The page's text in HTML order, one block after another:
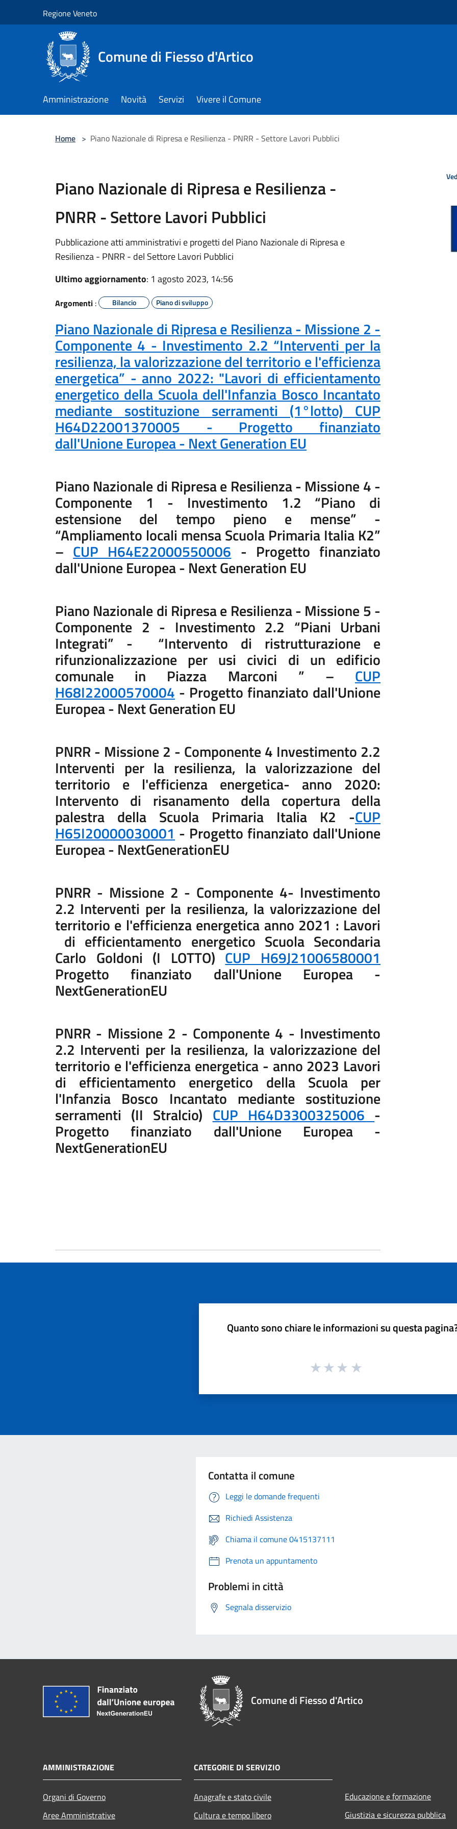
Regione Veneto
Comune di Fiesso d'Artico
Amministrazione Novità Servizi Vivere il Comune
Home > Piano Nazionale di Ripresa e Resilienza - PNRR - Settore Lavori Pubblici
Piano Nazionale di Ripresa e Resilienza -
PNRR - Settore Lavori Pubblici
Pubblicazione atti amministrativi e progetti del Piano Nazionale di Ripresa e
Resilienza - PNRR - del Settore Lavori Pubblici
Ultimo aggiornamento: 1 agosto 2023, 14:56
Argomenti : Bilancio Piano di sviluppo
Piano Nazionale di Ripresa e Resilienza - Missione 2 -
Componente 4 - Investimento 2.2 “Interventi per la
resilienza, la valorizzazione del territorio e l'efficienza
energetica” - anno 2022: "Lavori di efficientamento
energetico della Scuola dell'Infanzia Bosco Incantato
mediante sostituzione serramenti (1°lotto) CUP
H64D22001370005 - Progetto finanziato
dall'Unione Europea - Next Generation EU
Piano Nazionale di Ripresa e Resilienza - Missione 4 -
Componente 1 - Investimento 1.2 “Piano di
estensione del tempo pieno e mense” -
“Ampliamento locali mensa Scuola Primaria Italia K2”
– CUP H64E22000550006 - Progetto finanziato
dall'Unione Europea - Next Generation EU
Piano Nazionale di Ripresa e Resilienza - Missione 5 -
Componente 2 - Investimento 2.2 “Piani Urbani
Integrati” - “Intervento di ristrutturazione e
rifunzionalizzazione per usi civici di un edificio
comunale in Piazza Marconi ” – CUP
H68I22000570004 - Progetto finanziato dall'Unione
Europea - Next Generation EU
PNRR - Missione 2 - Componente 4 Investimento 2.2
Interventi per la resilienza, la valorizzazione del
territorio e l'efficienza energetica- anno 2020:
Intervento di risanamento della copertura della
palestra della Scuola Primaria Italia K2 -CUP
H65I20000030001 - Progetto finanziato dall'Unione
Europea - NextGenerationEU
PNRR - Missione 2 - Componente 4- Investimento
2.2 Interventi per la resilienza, la valorizzazione del
territorio e l'efficienza energetica anno 2021 : Lavori
di efficientamento energetico Scuola Secondaria
Carlo Goldoni (I LOTTO)CUP H69J21006580001
Progetto finanziato dall'Unione Europea -
NextGenerationEU
PNRR - Missione 2 - Componente 4 - Investimento
2.2 Interventi per la resilienza, la valorizzazione del
territorio e l'efficienza energetica - anno 2023 Lavori
di efficientamento energetico della Scuola per
l'Infanzia Bosco Incantato mediante sostituzione
serramenti (II Stralcio) CUP H64D3300325006 -
Progetto finanziato dall'Unione Europea -
NextGenerationEU
Quanto sono chiare le informazioni su questa
Contatta il comune
Leggi le domande frequenti
Richiedi Assistenza
Chiama il comune 0415137111
Prenota un appuntamento
Problemi in città
Segnala disservizio
Comune di Fiesso d'Artico
AMMINISTRAZIONE
Organi di Governo
Aree Amministrative
CATEGORIE DI SERVIZIO
Anagrafe e stato civile
Cultura e tempo libero
Educazione e formazione
Giustizia e sicurezza pubblica